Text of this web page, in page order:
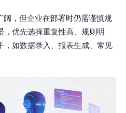
阔，但企业在部署时仍需谨慎规
，优先选择重复性高、规则明
，如数据录入、报表生成、常见